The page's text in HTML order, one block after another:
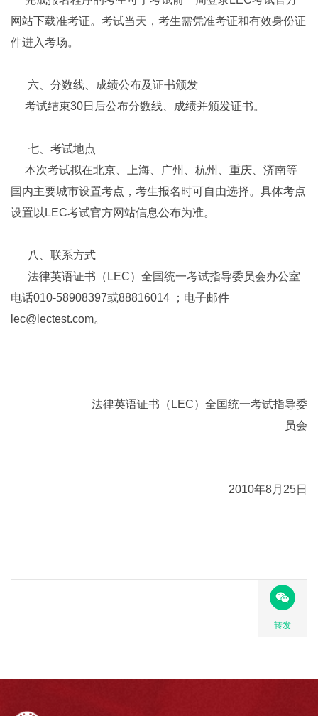
网站下载准考证。考试当天，考生需凭准考证和有效身份证
件进入考场。
六、分数线、成绩公布及证书颁发
考试结束30日后公布分数线、成绩并颁发证书。
七、考试地点
本次考试拟在北京、上海、广州、杭州、重庆、济南等
国内主要城市设置考点，考生报名时可自由选择。具体考点
设置以 LEC考试官方网站信息公布为准。
八、联系方式
法律英语证书（ LEC）全国统一考试指导委员会办公室
电话010-58908397或88816014
；电子邮件
lec@lectest.com。
法律英语证书（ LEC）全国统一考试指导委
员会
2010年8月 25日
转发